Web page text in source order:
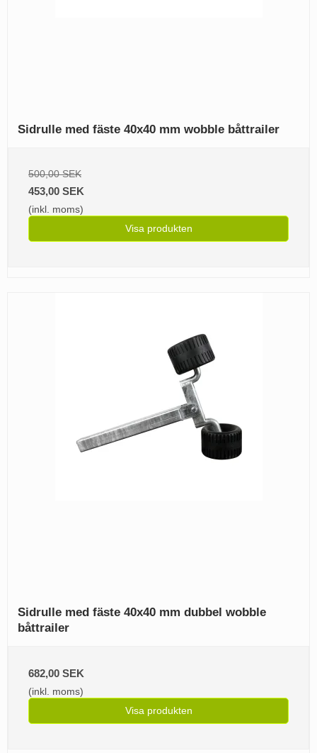
Sidrulle med fäste 40x40 mm wobble båttrailer
500,00 SEK
453,00 SEK
(inkl. moms)
Visa produkten
Sidrulle med fäste 40x40 mm dubbel wobble
båttrailer
682,00 SEK
(inkl. moms)
Visa produkten